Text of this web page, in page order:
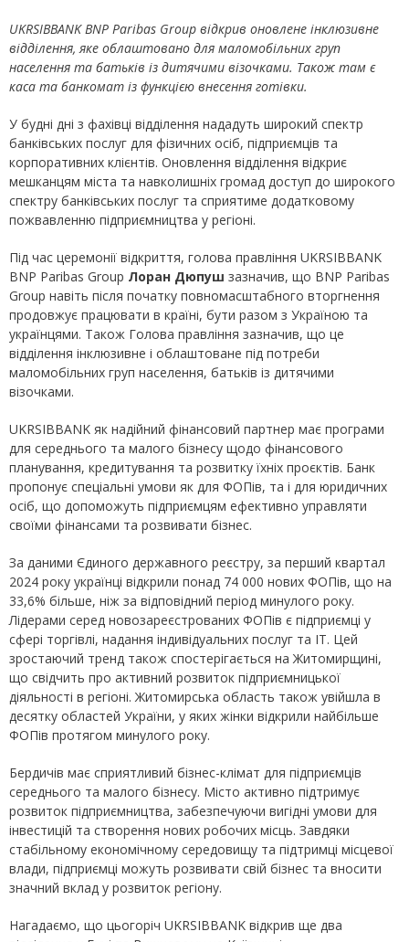
UKRSIBBANK BNP Paribas Group відкрив оновлене інклюзивне
відділення, яке облаштовано для маломобільних груп
населення та батьків із дитячими візочками. Також там є
каса та банкомат із функцією внесення готівки.
У будні дні з фахівці відділення нададуть широкий спектр
банківських послуг для фізичних осіб, підприємців та
корпоративних клієнтів. Оновлення відділення відкриє
мешканцям міста та навколишніх громад доступ до широкого
спектру банківських послуг та сприятиме додатковому
пожвавленню підприємництва у регіоні.
Під час церемонії відкриття, голова правління UKRSIBBANK
BNP Paribas Group Лоран Дюпуш зазначив, що BNP Paribas
Group навіть після початку повномасштабного вторгнення
продовжує працювати в країні, бути разом з Україною та
українцями. Також Голова правління зазначив, що це
відділення інклюзивне і облаштоване під потреби
маломобільних груп населення, батьків із дитячими
візочками.
UKRSIBBANK як надійний фінансовий партнер має програми
для середнього та малого бізнесу щодо фінансового
планування, кредитування та розвитку їхніх проєктів. Банк
пропонує спеціальні умови як для ФОПів, та і для юридичних
осіб, що допоможуть підприємцям ефективно управляти
своїми фінансами та розвивати бізнес.
За даними Єдиного державного реєстру, за перший квартал
2024 року українці відкрили понад 74 000 нових ФОПів, що на
33,6% більше, ніж за відповідний період минулого року.
Лідерами серед новозареєстрованих ФОПів є підприємці у
сфері торгівлі, надання індивідуальних послуг та ІТ. Цей
зростаючий тренд також спостерігається на Житомирщині,
що свідчить про активний розвиток підприємницької
діяльності в регіоні. Житомирська область також увійшла в
десятку областей України, у яких жінки відкрили найбільше
ФОПів протягом минулого року.
Бердичів має сприятливий бізнес-клімат для підприємців
середнього та малого бізнесу. Місто активно підтримує
розвиток підприємництва, забезпечуючи вигідні умови для
інвестицій та створення нових робочих місць. Завдяки
стабільному економічному середовищу та підтримці місцевої
влади, підприємці можуть розвивати свій бізнес та вносити
значний вклад у розвиток регіону.
Нагадаємо, що цьогоріч UKRSIBBANK відкрив ще два